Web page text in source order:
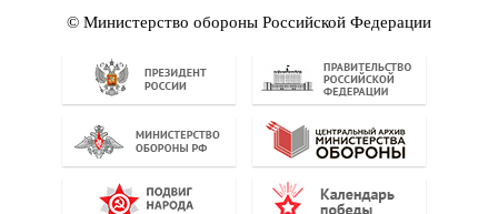
© Министерство обороны Российской Федерации